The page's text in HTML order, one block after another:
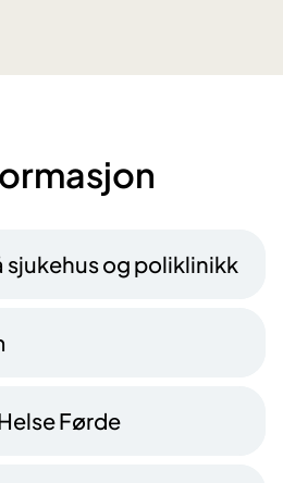
sjukehus og poliklinikk
Førde